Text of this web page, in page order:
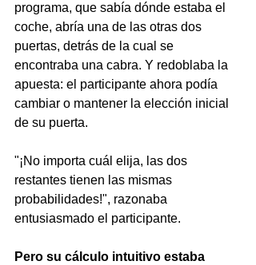
programa, que sabía dónde estaba el
coche, abría una de las otras dos
puertas, detrás de la cual se
encontraba una cabra. Y redoblaba la
apuesta: el participante ahora podía
cambiar o mantener la elección inicial
de su puerta.
"¡No importa cuál elija, las dos
restantes tienen las mismas
probabilidades!", razonaba
entusiasmado el participante.
Pero su cálculo intuitivo estaba